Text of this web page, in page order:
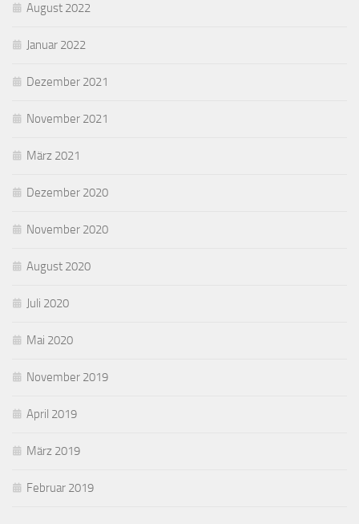
August 2022
Januar 2022
Dezember 2021
November 2021
März 2021
Dezember 2020
November 2020
August 2020
Juli 2020
Mai 2020
November 2019
April 2019
März 2019
Februar 2019